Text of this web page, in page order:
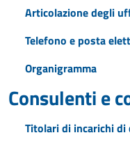
Articolazione degli
Telefono e posta
Organigramma
Consulenti e
Titolari di incarichi di